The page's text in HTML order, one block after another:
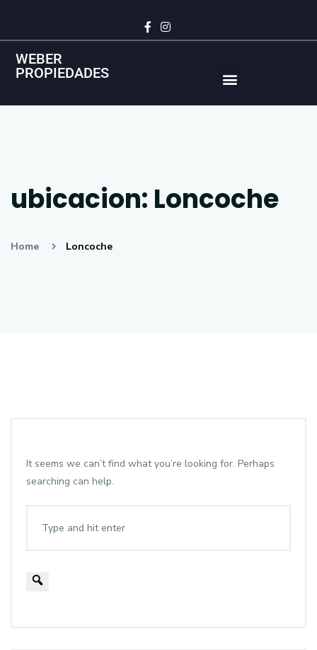
WEBER
PROPIEDADES
ubicacion: Loncoche
Home Loncoche
It seems we can’t find what you’re looking for. Perhaps
searching can help.